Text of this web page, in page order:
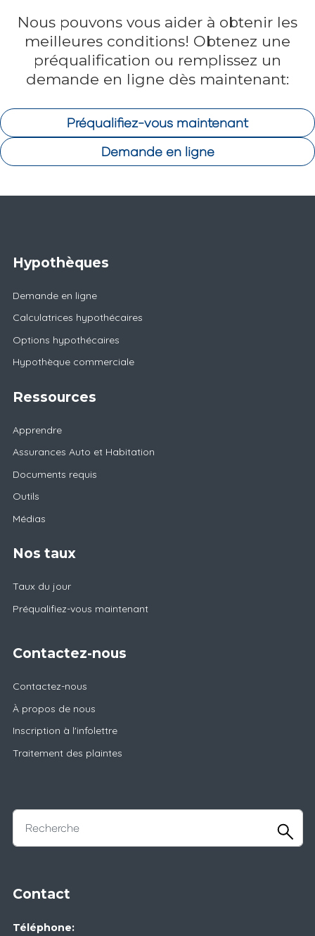
Nous pouvons vous aider à obtenir les
meilleures conditions! Obtenez une
préqualification ou remplissez un
demande en ligne dès maintenant:
Préqualifiez-vous maintenant
Demande en ligne
Hypothèques
Demande en ligne
Calculatrices hypothécaires
Options hypothécaires
Hypothèque commerciale
Ressources
Apprendre
Assurances Auto et Habitation
Documents requis
Outils
Médias
Nos taux
Taux du jour
Préqualifiez-vous maintenant
Contactez-nous
Contactez-nous
À propos de nous
Inscription à l'infolettre
Traitement des plaintes
Contact
Téléphone: